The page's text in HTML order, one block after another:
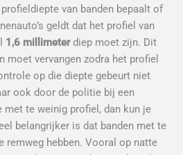
van banden bepaalt of
geldt dat het profiel van
1,6 millimeterdiep moet zijn. Dit
moet vervangen zodra het profiel
op die diepte gebeurt niet
ook door de politie bij een
met te weinig profiel, dan kun je
belangrijker is dat banden met te
remweg hebben. Vooral op natte